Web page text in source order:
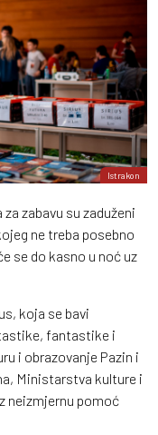
Istrakon
zabavu su zaduženi
ne treba posebno
se do kasno u noć uz
koja se bavi
fantastike i
i obrazovanje Pazin i
Ministarstva kulture i
neizmjernu pomoć